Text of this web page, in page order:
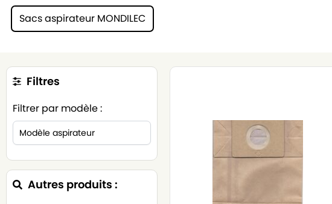
Sacs aspirateur MONDILEC
Filtres
Filtrer par modèle :
Autres produits :